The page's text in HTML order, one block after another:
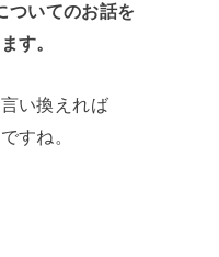
ついてのお話を
す。
い換えれば
すね。